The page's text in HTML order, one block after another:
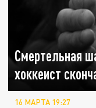
Смертельная
хоккеист
16 МАРТА 19:27